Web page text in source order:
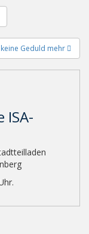
Geduld mehr
ISA-